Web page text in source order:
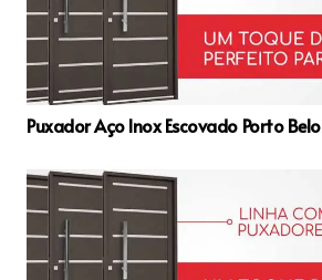
Puxador Aço Inox Escovado Porto Belo